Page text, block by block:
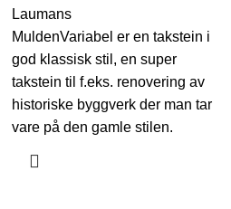
Laumans
MuldenVariabel er en takstein i
god klassisk stil, en super
takstein til f.eks. renovering av
historiske byggverk der man tar
vare på den gamle stilen.